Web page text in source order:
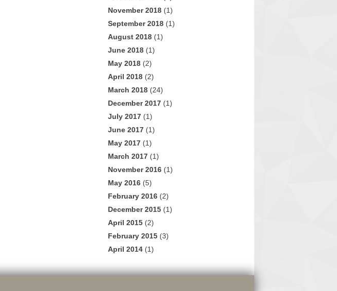
November 2018 (1)
September 2018 (1)
August 2018 (1)
June 2018 (1)
May 2018 (2)
April 2018 (2)
March 2018 (24)
December 2017 (1)
July 2017 (1)
June 2017 (1)
May 2017 (1)
March 2017 (1)
November 2016 (1)
May 2016 (5)
February 2016 (2)
December 2015 (1)
April 2015 (2)
February 2015 (3)
April 2014 (1)